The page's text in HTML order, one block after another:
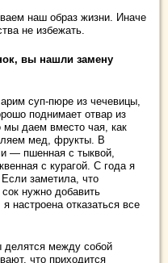
наш образ жизни. Иначе
не избежать.
вы нашли замену
суп-пюре из чечевицы,
поднимает отвар из
мы даем вместо чая, как
мед, фрукты. В
— пшенная с тыквой,
с курагой. С года я
заметила, что
нужно добавить
настроена отказаться все
делятся между собой
что приходится